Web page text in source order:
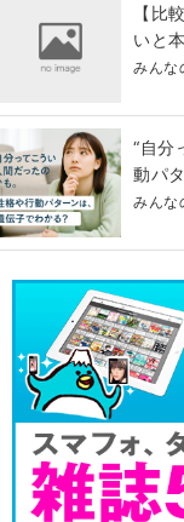
【比
いと
みんな
“自分
動パ
みんな